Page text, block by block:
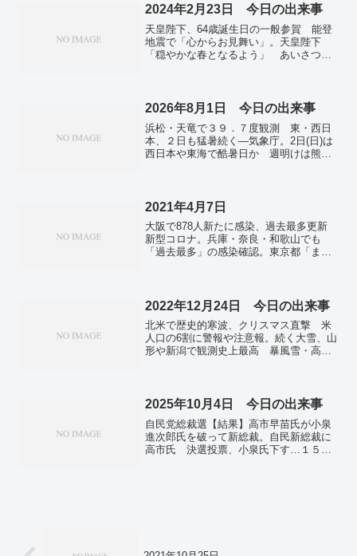
型コロナ。中国「差別的な入国制限に対
発給停止。ブラジル議会襲撃、1500人拘
束 前大統領は米国で入院。
2024年2月23日 今日の出来事
天皇陛下、64歳誕生日の一般参賀 能登
地震で「心からお見舞い」。天皇陛下
「穏やかな春となるよう」 あいさつ全
「庶民」に乏しい高揚感。ハイテク主導
も―東京株式。ナワリヌイ氏の母が遺体
と対面…「密葬に合意しない限り引き渡
せない」。２４日でウクライナ侵攻２
日米韓、対北朝鮮で緊密な連携を確認 3
カ国外相が会談。ガザ情勢、「2国家共
存」が解決策と強調 G20外相会合が閉
幕。中国の住宅価格、56都市で下落 1月
の新築、8割で落ち込み続く。連休天気
数が花粉症を実感 生活に影響も ロー
ト製薬調査。
2026年8月1日 今日の出来事
浜松・天竜で３９．７度観測 東・西日
本、２日も猛暑続く―気象庁。2日(日)は
西日本や東海で酷暑日か 週明けは熊本
産、順次再開へ １６年地震の教訓生き
る。円再び急騰、157円台に 円買い介
入、日米が連携。米、ウイグル強制労働
で新たに４３社から輸入禁止 中国は反
発。中国「ＡＩ恋人」の提供禁止 依存
2021年4月7日
大阪で878人新たに感染、過去最多更新
新型コロナ。兵庫・奈良・和歌山でも
「過去最多」の感染確認。東京都「まん
日中に判断」 首相表明、関係閣僚会議
開催へ。全漁連会長、原発の処理水の海
洋放出「絶対反対」。柏崎刈羽原発の改
善命令「弁明の余地ない」 東電が受け
入れ表明。生活保護申請、1月は7%増 2
氏が4年連続トップ。
2022年12月24日 今日の出来事
北米で歴史的寒波、クリスマス直撃 米
人口の6割に警報や注意報。続く大雪、山
形や新潟で観測史上最高 暴風雪・高
か 青島では1日あたり50万人感染。全国
増 新型コロナ。
2025年10月4日 今日の出来事
自民党総裁選【結果】高市早苗氏が小泉
進次郎氏を破って新総裁。自民新総裁に
高市氏 決選投票、小泉氏下す…１５
選。高市氏は日本版「鉄の女」 豪メデ